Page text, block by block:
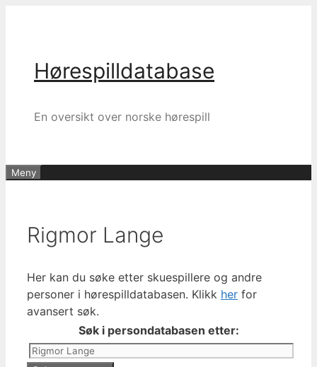
Hørespilldatabase
En oversikt over norske hørespill
Meny
Rigmor Lange
Her kan du søke etter skuespillere og andre
personer i hørespilldatabasen. Klikk her for
avansert søk.
Søk i persondatabasen etter: